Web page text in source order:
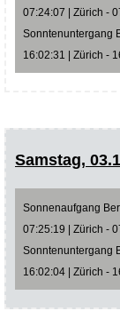
07:24:07 | Zürich -
Sonntenuntergang
16:02:31 | Zürich -
Samstag,
Sonnenaufgang
07:25:19 | Zürich -
Sonntenuntergang
16:02:04 | Zürich -